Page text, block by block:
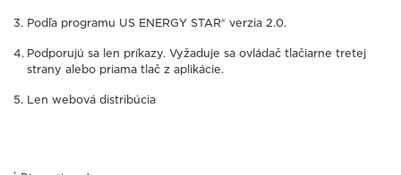
Podľa programu US ENERGY STAR® verzia 2.0.
Podporujú sa len príkazy. Vyžaduje sa ovládač tlačiarne tretej
strany alebo priama tlač z aplikácie.
Len webová distribúcia